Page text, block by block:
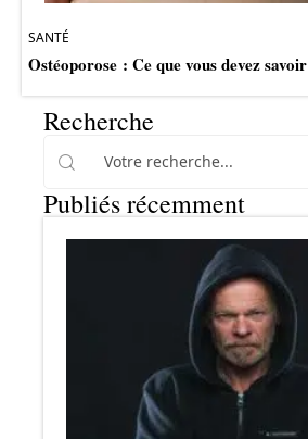
SANTÉ
Ostéoporose : Ce que vous devez savoir
Recherche
Publiés récemment